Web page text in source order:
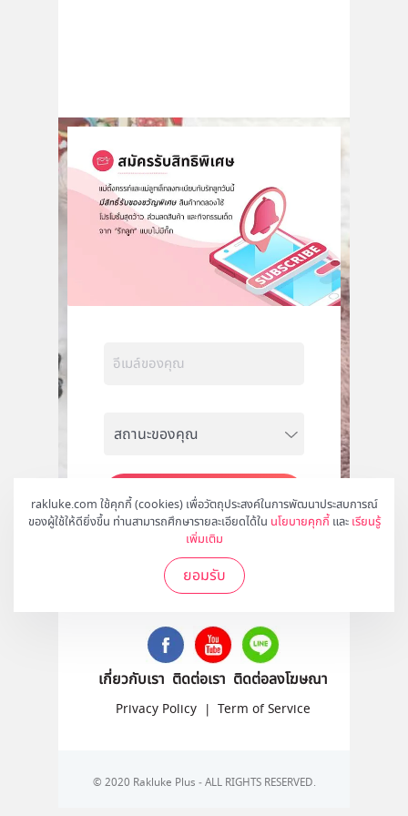
rakluke.com ใช้คุกกี้ (cookies) เพื่อวัตถุประสงค์ในการพัฒนาประสบการณ์
ของผู้ใช้ให้ดียิ่งขึ้น ท่านสามารถศึกษารายละเอียดได้ใน นโยบายคุกกี้ และ เรียนรู้
เพิ่มเติม
ยอมรับ
สมัคร
ติดตามเราได้ที่
เกี่ยวกับเรา ติดต่อเรา ติดต่อลงโฆษณา
Privacy Policy | Term of Service
© 2020 Rakluke Plus - ALL RIGHTS RESERVED.